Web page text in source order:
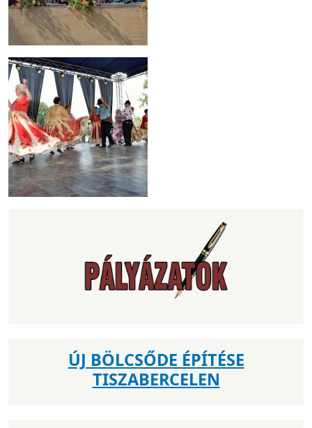
ÚJ BÖLCSŐDE ÉPÍTÉSE
TISZABERCELEN